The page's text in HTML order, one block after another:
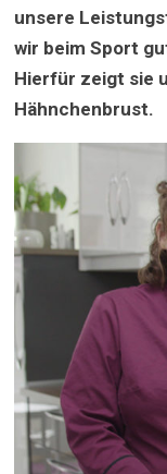
unsere
wir beim Sport
Hierfür zeigt sie
Hähnchenbrust.